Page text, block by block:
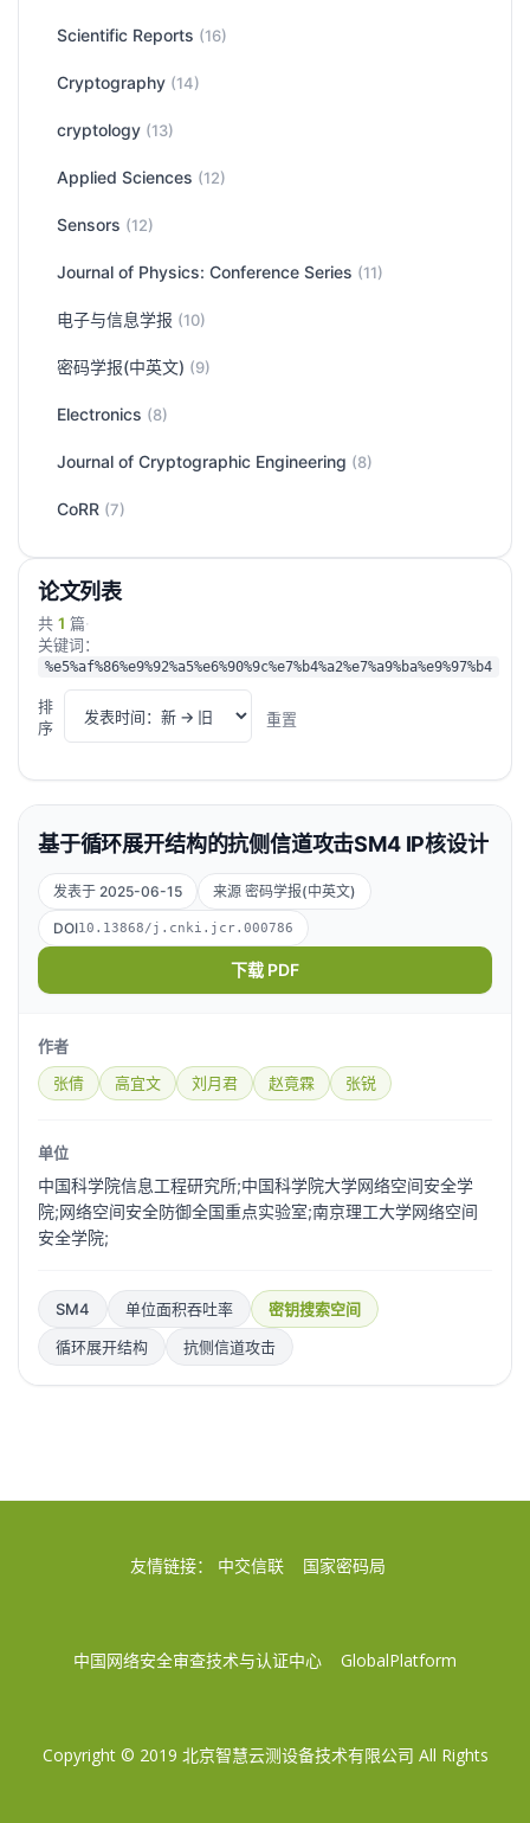
Scientific Reports (16)
Cryptography (14)
cryptology (13)
Applied Sciences (12)
Sensors (12)
Journal of Physics: Conference Series (11)
电子与信息学报 (10)
密码学报(中英文) (9)
Electronics (8)
Journal of Cryptographic Engineering (8)
CoRR (7)
论文列表
共 1 篇·
关键词：
%e5%af%86%e9%92%a5%e6%90%9c%e7%b4%a2%e7%a9%ba%e9%97%b4
排
序
重置
基于循环展开结构的抗侧信道攻击SM4 IP核设计
发表于 2025-06-15 来源 密码学报(中英文)
DOI10.13868/j.cnki.jcr.000786
下载 PDF
作者
张倩
高宜文 刘月君 赵竟霖 张锐
单位
中国科学院信息工程研究所;中国科学院大学网络空间安全学
院;网络空间安全防御全国重点实验室;南京理工大学网络空间
安全学院;
SM4 单位面积吞吐率
密钥搜索空间
循环展开结构
抗侧信道攻击
友情链接： 中交信联 国家密码局
中国网络安全审查技术与认证中心 GlobalPlatform
Copyright © 2019 北京智慧云测设备技术有限公司 All Rights